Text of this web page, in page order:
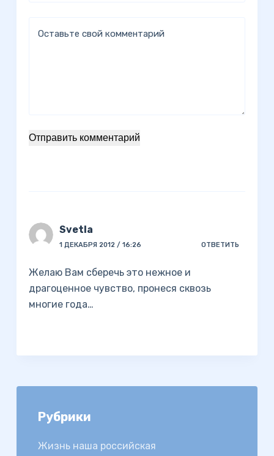
Оставьте свой комментарий
Отправить комментарий
Svetla
1 ДЕКАБРЯ 2012 / 16:26 ОТВЕТИТЬ
Желаю Вам сберечь это нежное и
драгоценное чувство, пронеся сквозь
многие года…
Рубрики
Жизнь наша российская